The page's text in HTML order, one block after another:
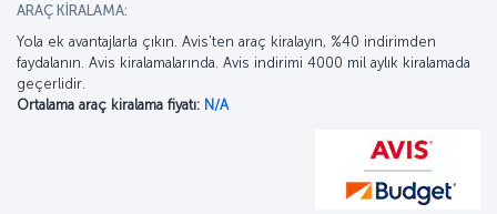
ARAÇ KİRALAMA:
Yola ek avantajlarla çıkın. Avis’ten araç kiralayın, %40 indirimden
faydalanın. Avis kiralamalarında. Avis indirimi 4000 mil aylık kiralamada
geçerlidir.
Ortalama araç kiralama fiyatı: N/A